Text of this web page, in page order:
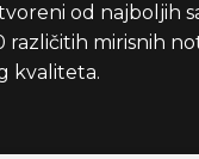
od najboljih
različitih mirisnih
kvaliteta.